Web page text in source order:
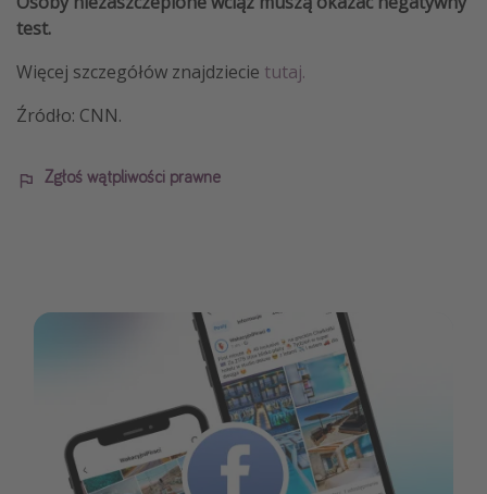
test.
Więcej szczegółów znajdziecie tutaj.
Źródło: CNN.
Zgłoś wątpliwości prawne